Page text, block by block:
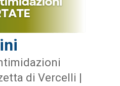
di Vercelli |